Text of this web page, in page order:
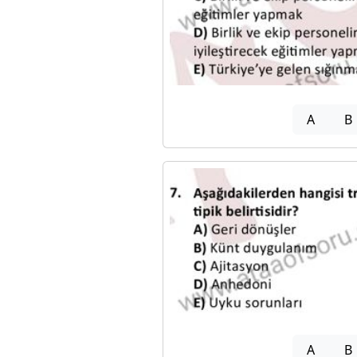
A B
A B